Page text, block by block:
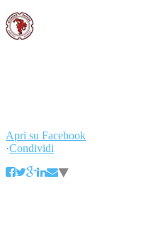
Apri su Facebook
·Condividi